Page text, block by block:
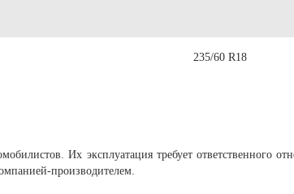
235/60 R18
Их эксплуатация требует ответственного
производителем.